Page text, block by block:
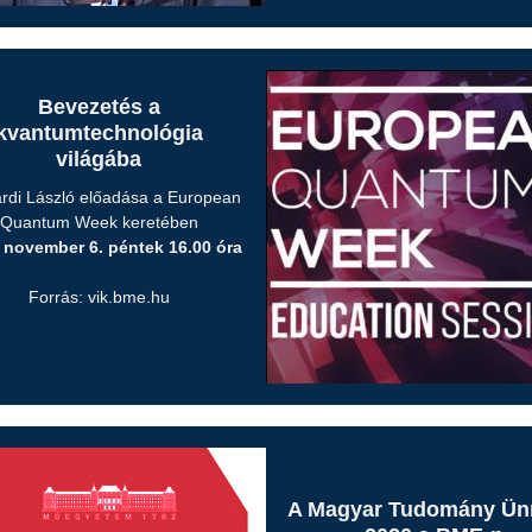
Bevezetés a
kvantumtechnológia
világába
László előadása a European
Quantum Week keretében
november 6. péntek 16.00 óra
Forrás: vik.bme.hu
A Magyar Tudomány